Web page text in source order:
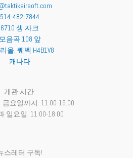
514-482-7844
6710 생 자크
모음곡 108 앞
올, 퀘벡 H4B1V8
캐나다
개관 시간:
요일까지: 11:00-19:00
일요일: 11:00-18:00
스레터 구독!